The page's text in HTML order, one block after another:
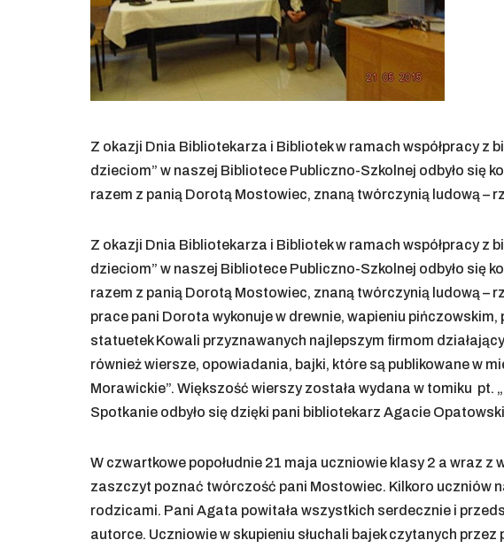
Z okazji Dnia Bibliotekarza i Bibliotek w ramach współpracy z
dzieciom” w naszej Bibliotece Publiczno-Szkolnej odbyło się
razem z panią Dorotą Mostowiec, znaną twórczynią ludową –
Z okazji Dnia Bibliotekarza i Bibliotek w ramach współpracy z
dzieciom” w naszej Bibliotece Publiczno-Szkolnej odbyło się
razem z panią Dorotą Mostowiec, znaną twórczynią ludową –
prace pani Dorota wykonuje w drewnie, wapieniu
statuetek Kowali przyznawanych najlepszym firmom
również wiersze, opowiadania, bajki, które są publikowane w
Morawickie”. Większość wierszy została wydana w tomiku pt.
Spotkanie odbyło się dzięki pani bibliotekarz Agacie
W czwartkowe popołudnie 21 maja uczniowie klasy 2 a wraz z
zaszczyt poznać twórczość pani Mostowiec. Kilkoro uczniów
rodzicami. Pani Agata powitała wszystkich serdecznie i
autorce. Uczniowie w skupieniu słuchali bajek czytanych